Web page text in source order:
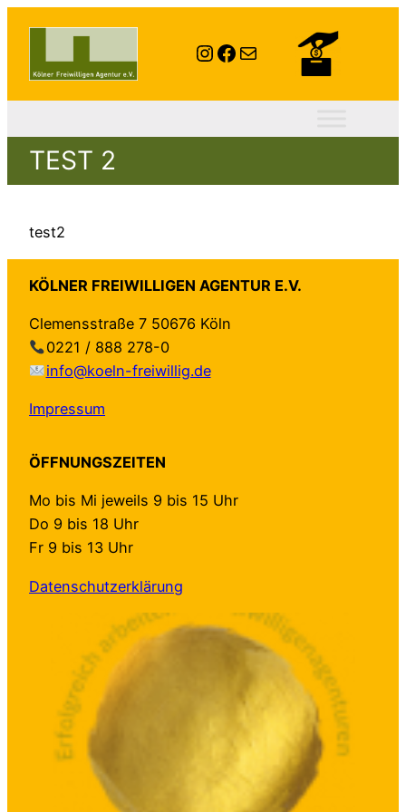
Instagram
Facebook
E-Mail
TEST 2
test2
KÖLNER FREIWILLIGEN AGENTUR E.V.
Clemensstraße 7 50676 Köln
0221 / 888 278-0
info@koeln-freiwillig.de
Impressum
ÖFFNUNGSZEITEN
Mo bis Mi jeweils 9 bis 15 Uhr
Do 9 bis 18 Uhr
Fr 9 bis 13 Uhr
Datenschutzerklärung